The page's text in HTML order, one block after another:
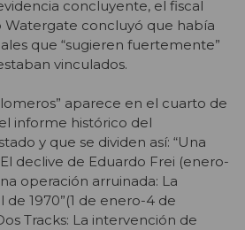
concluyente, el fiscal
Watergate concluyó que había
que “sugieren fuertemente”
vinculados.
aparece en el cuarto de
informe histórico del
y que se dividen así: “Una
declive de Eduardo Frei (enero-
operación arruinada: La
1970”(1 de enero-4 de
Tracks: La intervención de